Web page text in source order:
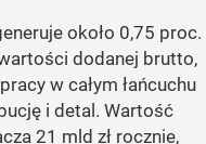
około 0,75 proc.
dodanej brutto,
w całym łańcuchu
i detal. Wartość
21 mld zł rocznie,